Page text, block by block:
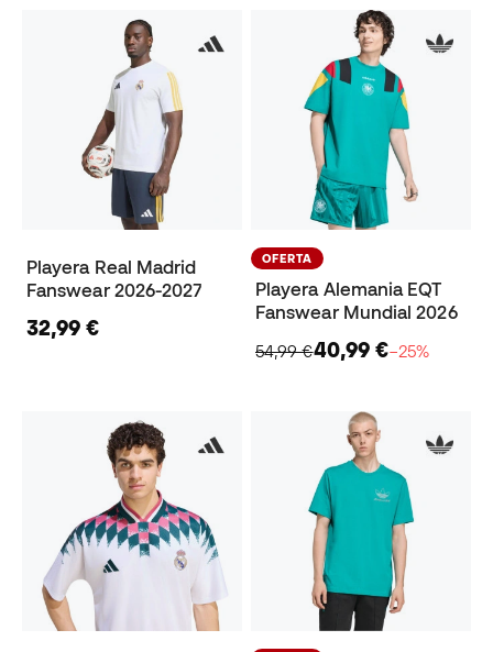
Playera Real Madrid
Fanswear 2026-2027
32,99 €
OFERTA
Playera Alemania EQT
Fanswear Mundial 2026
54,99 €40,99 €−25%